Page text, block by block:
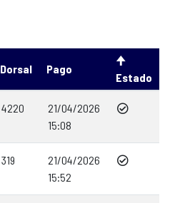
Dorsal Pago
Estado
4220
21/04/2026
15:08
319
21/04/2026
15:52